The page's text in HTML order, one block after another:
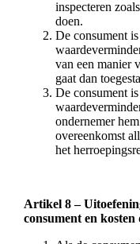
inspecteren
doen.
De consument
van een manier
gaat dan
De consument
ondernemer
overeenkomst
het
Artikel 8 –
consument en kosten